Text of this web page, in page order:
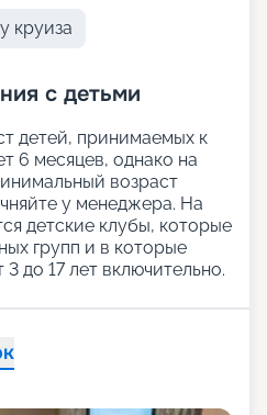
круиза
с детьми
детей, принимаемых к
6 месяцев, однако на
возраст
у менеджера. На
детские клубы, которые
групп и в которые
до 17 лет включительно.